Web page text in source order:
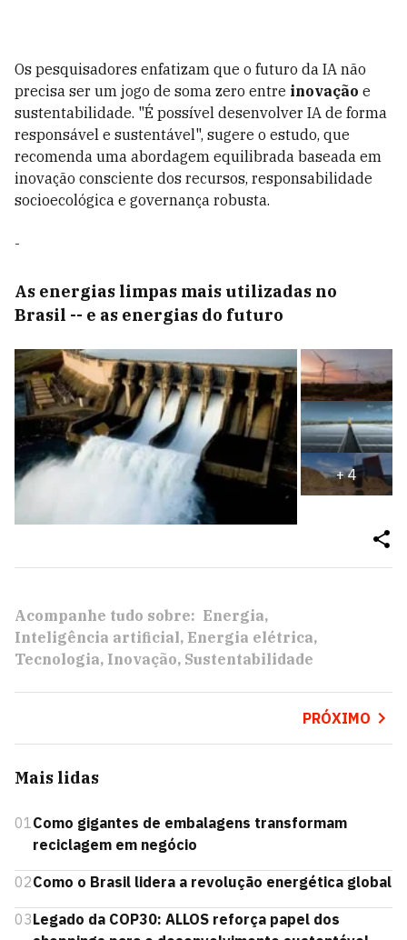
Os pesquisadores enfatizam que o futuro da IA não
precisa ser um jogo de soma zero entre inovação e
sustentabilidade. "É possível desenvolver IA de forma
responsável e sustentável", sugere o estudo, que
recomenda uma abordagem equilibrada baseada em
inovação consciente dos recursos, responsabilidade
socioecológica e governança robusta.
-
As energias limpas mais utilizadas no
Brasil -- e as energias do futuro
+4
Acompanhe tudo sobre: Energia
Inteligência artificial Energia elétrica
Tecnologia Inovação Sustentabilidade
PRÓXIMO
Mais lidas
01Como gigantes de embalagens transformam
reciclagem em negócio
02Como o Brasil lidera a revolução energética global
03Legado da COP30: ALLOS reforça papel dos